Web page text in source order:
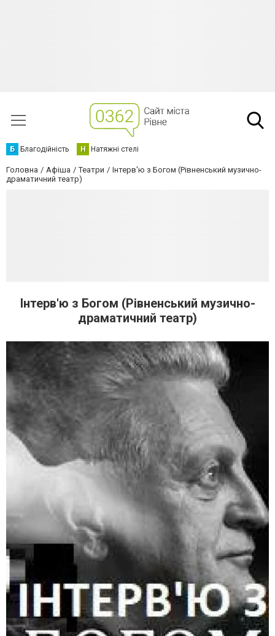
Б Благодійність Н Натяжні стелі
Головна Афіша Театри
Інтерв'ю з Богом (Рівненський музично-
драматичний театр)
Інтерв'ю з Богом (Рівненський музично-
драматичний театр)